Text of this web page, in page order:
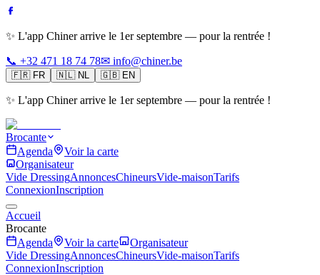
✨ L'app Chiner arrive le 1er septembre — pour la rentrée !
📞 +32 471 18 74 78✉ info@chiner.be
🇫🇷 FR 🇳🇱 NL 🇬🇧 EN
✨ L'app Chiner arrive le 1er septembre — pour la rentrée !
Brocante
Agenda
Voir la carte
Organisateur
Vide DressingAnnoncesChineursVide-maisonTarifs
ConnexionInscription
Accueil
Brocante
Agenda
Voir la carte
Organisateur
Vide DressingAnnoncesChineursVide-maisonTarifs
ConnexionInscription